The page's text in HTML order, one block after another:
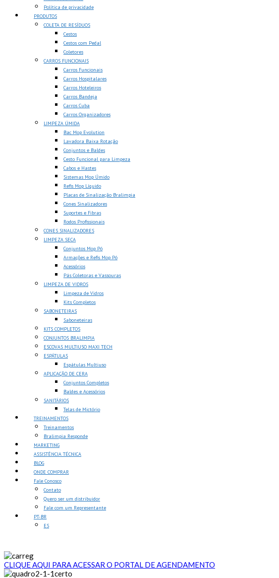
Política de privacidade
PRODUTOS
COLETA DE RESÍDUOS
Cestos
Cestos com Pedal
Coletores
CARROS FUNCIONAIS
Carros Funcionais
Carros Hospitalares
Carros Hoteleiros
Carros Bandeja
Carros Cuba
Carros Organizadores
LIMPEZA ÚMIDA
Bac Mop Evolution
Lavadora Baixa Rotação
Conjuntos e Baldes
Cesto Funcional para Limpeza
Cabos e Hastes
Sistemas Mop Úmido
Refis Mop Líquido
Placas de Sinalização Bralimpia
Cones Sinalizadores
Suportes e Fibras
Rodos Profissionais
CONES SINALIZADORES
LIMPEZA SECA
Conjuntos Mop Pó
Armações e Refis Mop Pó
Acessórios
Pás Coletoras e Vassouras
LIMPEZA DE VIDROS
Limpeza de Vidros
Kits Completos
SABONETEIRAS
Saboneteiras
KITS COMPLETOS
CONJUNTOS BRALIMPIA
ESCOVAS MULTIUSO MAXI TECH
ESPÁTULAS
Espátulas Multiuso
APLICAÇÃO DE CERA
Conjuntos Completos
Baldes e Acessórios
SANITÁRIOS
Telas de Mictório
TREINAMENTOS
Treinamentos
Bralimpia Responde
MARKETING
ASSISTÊNCIA TÉCNICA
BLOG
ONDE COMPRAR
Fale Conosco
Contato
Quero ser um distribuidor
Fale com um Representante
PT-BR
ES
CLIQUE AQUI PARA ACESSAR O PORTAL DE AGENDAMENTO